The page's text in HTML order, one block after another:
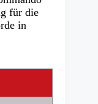
für die
in